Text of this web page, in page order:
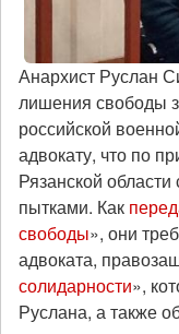
Анархист Руслан
лишения свободы
российской
адвокату, что по
Рязанской
пытками. Как
свободы», они
адвоката,
солидарности»,
Руслана, а также